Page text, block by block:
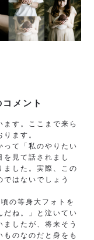
メント
ます。ここまで来ら
ます。
って「私のやりたい
を見て話されまし
ました。実際、この
はないでしょう
の等身大フォトを
だね。」と泣いてい
したが、将来そう
ものなのだと身をも